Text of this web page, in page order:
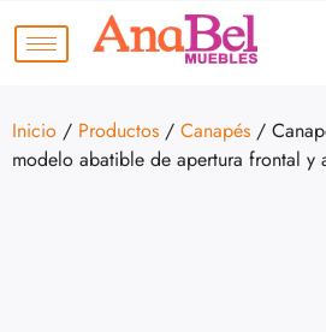
Inicio / Productos / Canapés /
modelo abatible de apertura frontal y